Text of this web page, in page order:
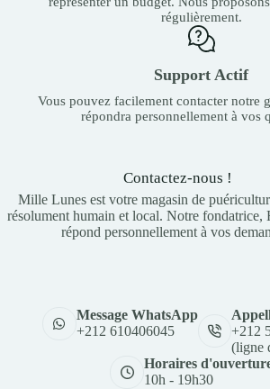
régulièrement.
Support Actif
Vous pouvez facilement contacter notre
répondra personnellement à vos
Contactez-nous !
Mille Lunes est votre magasin de
résolument humain et local. Notre fondatrice,
répond personnellement à vos
Message WhatsApp
+212 610406045
+212
(ligne
Horaires
10h - 19h30